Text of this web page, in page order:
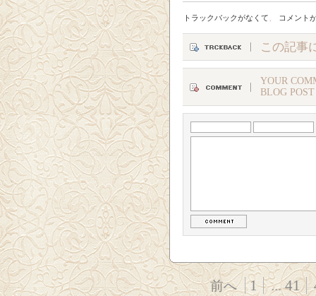
トラックバックがなくて コメント
この記事
YOUR
BLOG POST
前へ 1 ... 41